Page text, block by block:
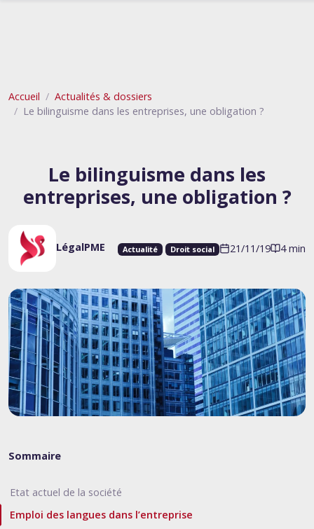
Accueil
Actualités & dossiers
Le bilinguisme dans les entreprises, une obligation ?
Le bilinguisme dans les
entreprises, une obligation ?
LégalPME Actualité Droit social 21/11/19 4 min
Sommaire
Etat actuel de la société
Emploi des langues dans l’entreprise